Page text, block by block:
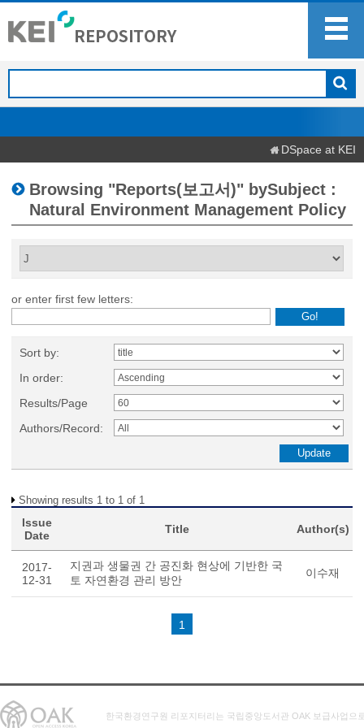
DSpace at KEI
Browsing "Reports(보고서)" bySubject :
Natural Environment Management Policy
or enter first few letters:
Sort by:
In order:
Results/Page
Authors/Record:
Showing results 1 to 1 of 1
Issue
Date
Title Author(s)
2017-
12-31
지권과 생물권 간 공진화 현상에 기반한 국
토 자연환경 관리 방안
이수재
1
한국환경연구원 리포지터리는 국립중앙도서관 OAK 보급사업